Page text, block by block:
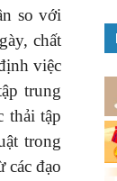
so với
chất
việc
trung
thải tập
trong
các đạo